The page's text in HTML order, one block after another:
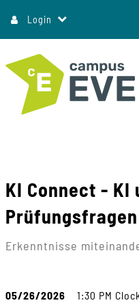
content
Login
KI Connect - KI
Erkenntnisse
05/26/2026 1:30 PM